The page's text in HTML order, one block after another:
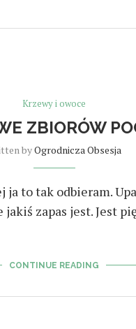
Krzewy i owoce
ZBIORÓW
byOgrodnicza Obsesja
ja to tak odbieram.
zapas jest. Jest
CONTINUE READING